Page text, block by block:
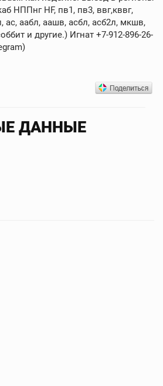
НППнг HF, пв1, пв3, ввг,кввг,
ас, аабл, аашв, асбл, асб2л, мкшв,
и другие.) Игнат +7-912-896-26-
ДАННЫЕ